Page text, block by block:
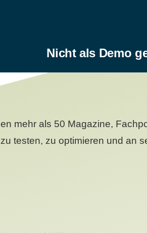
Nicht als Demo
mehr als 50 Magazine,
testen, zu optimieren und an